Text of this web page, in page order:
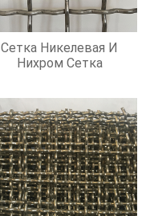
Сетка Никелевая И
Нихром Сетка